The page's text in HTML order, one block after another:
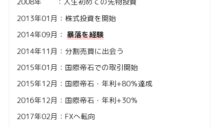
2013年01月：株式投資を開始
2014年09月： 暴落を経験
2014年11月：分割売買に出会う
2015年01月：国際帝石での取引開始
2015年12月：国際帝石・年利+80％達成
2016年12月：国際帝石・年利+30％
2017年02月：FXへ転向